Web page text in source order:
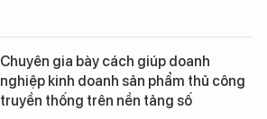
Chuyên gia bày cách giúp doanh
nghiệp kinh doanh sản phẩm thủ công
truyền thống trên nền tảng số